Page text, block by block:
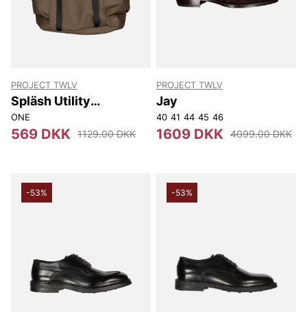
PROJECT TWLV
Spläsh Utility
Backpack 16"
ONE
569 DKK 1129.00 DKK
PROJECT TWLV
Jay
40 41 44 45 46
1609 DKK 4099.00 DKK
-53% -53%